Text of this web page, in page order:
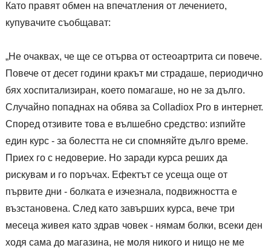
Като правят обмен на впечатления от лечението,
купувачите съобщават:
„Не очаквах, че ще се отърва от остеоартрита си повече.
Повече от десет години кракът ми страдаше, периодично
бях хоспитализиран, което помагаше, но не за дълго.
Случайно попаднах на обява за Colladiox Pro в интернет.
Според отзивите това е вълшебно средство: изпийте
един курс - за болестта не си спомняйте дълго време.
Приех го с недоверие. Но заради курса реших да
рискувам и го поръчах. Ефектът се усеща още от
първите дни - болката е изчезнала, подвижността е
възстановена. След като завърших курса, вече три
месеца живея като здрав човек - нямам болки, всеки ден
ходя сама до магазина, не моля никого и нищо не ме